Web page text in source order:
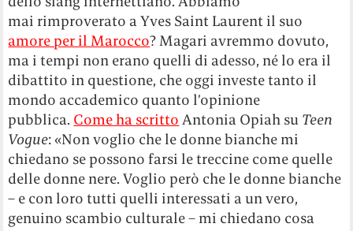
mai rimproverato a Yves Saint Laurent il suo
amore per il Marocco? Magari avremmo dovuto,
ma i tempi non erano quelli di adesso, né lo era il
dibattito in questione, che oggi investe tanto il
mondo accademico quanto l’opinione
pubblica. Come ha scritto Antonia Opiah su Teen
Vogue: «Non voglio che le donne bianche mi
chiedano se possono farsi le treccine come quelle
delle donne nere. Voglio però che le donne bianche
– e con loro tutti quelli interessati a un vero,
genuino scambio culturale – mi chiedano cosa